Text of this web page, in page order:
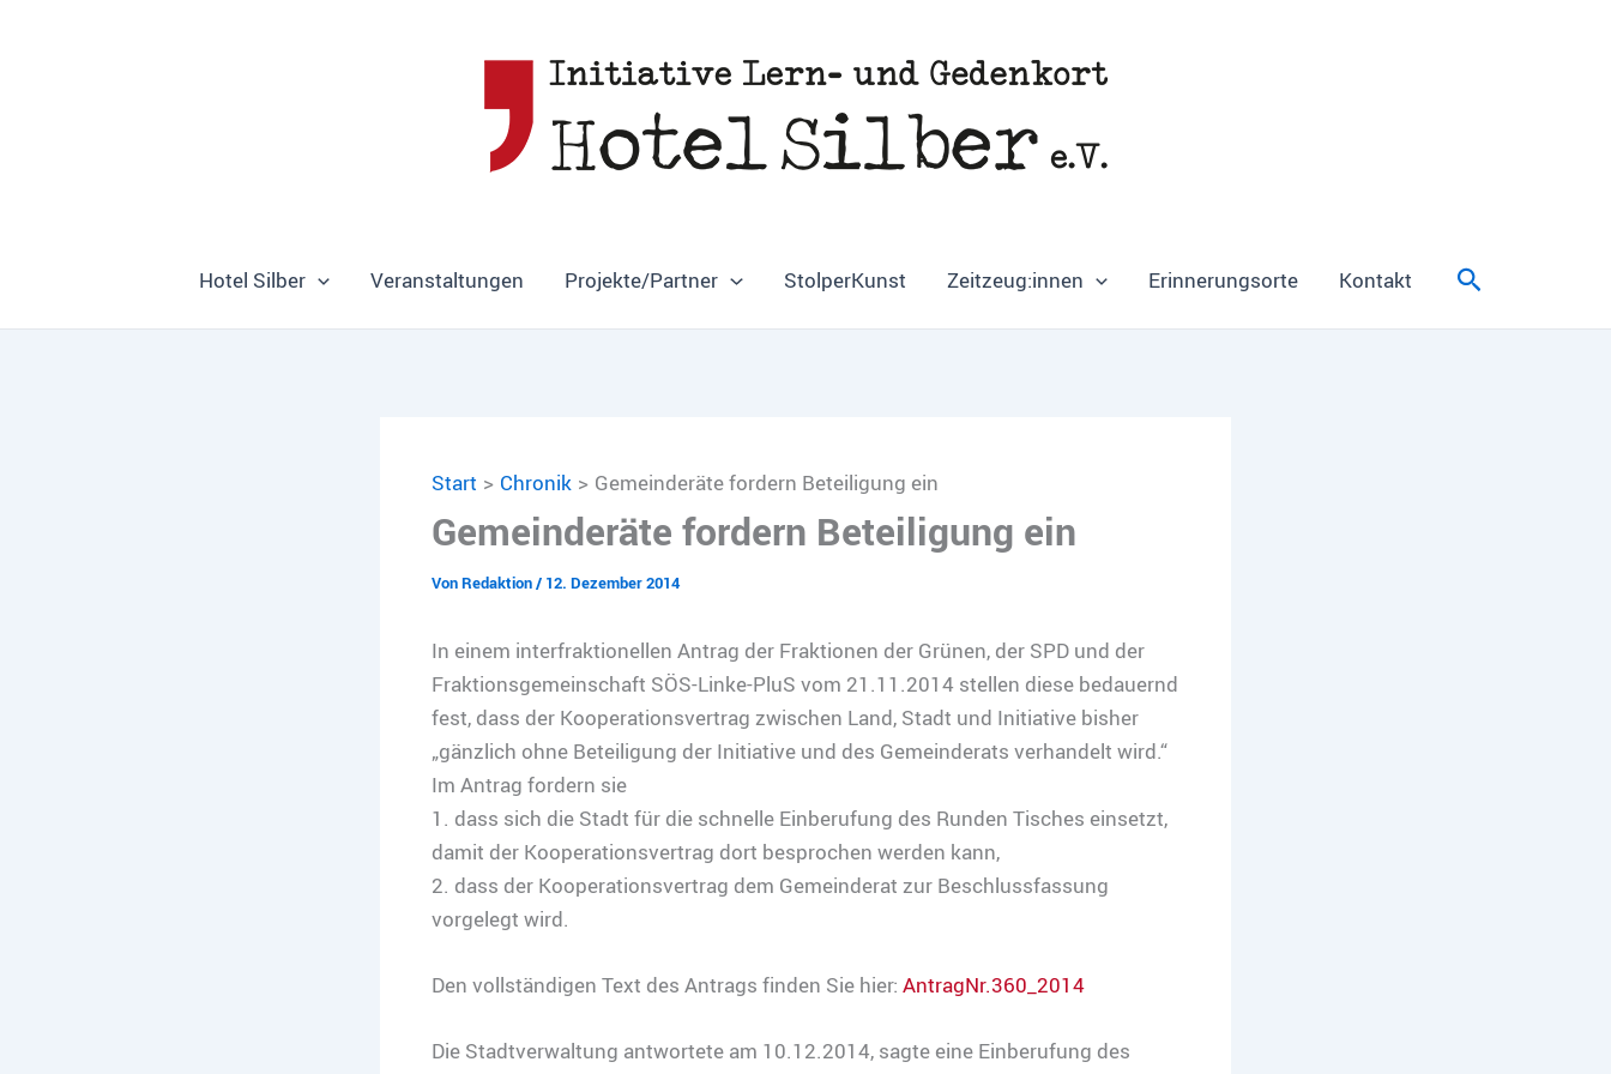
Hotel Silber Veranstaltungen Projekte/Partner StolperKunst Zeitzeug:innen Erinnerungsorte Kontakt Suchen
Start Chronik Gemeinderäte fordern Beteiligung ein
Gemeinderäte fordern Beteiligung ein
VonRedaktion/ 12. Dezember 2014
In einem interfraktionellen Antrag der Fraktionen der Grünen, der SPD und der
Fraktionsgemeinschaft SÖS-Linke-PluS vom 21.11.2014 stellen diese bedauernd
fest, dass der Kooperationsvertrag zwischen Land, Stadt und Initiative bisher
„gänzlich ohne Beteiligung der Initiative und des Gemeinderats verhandelt wird.“
Im Antrag fordern sie
1. dass sich die Stadt für die schnelle Einberufung des Runden Tisches einsetzt,
damit der Kooperationsvertrag dort besprochen werden kann,
2. dass der Kooperationsvertrag dem Gemeinderat zur Beschlussfassung
vorgelegt wird.
Den vollständigen Text des Antrags finden Sie hier: AntragNr.360_2014
Die Stadtverwaltung antwortete am 10.12.2014, sagte eine Einberufung des